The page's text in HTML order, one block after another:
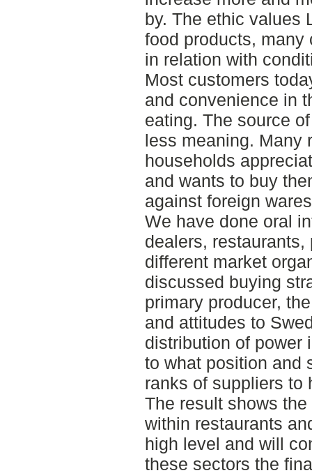
by. The ethic values
food products, many
in relation with
Most customers
and convenience in
eating. The source
less meaning. Many
households
and wants to buy
against foreign
We have done oral
dealers,
different market
discussed buying
primary producer,
and attitudes to
distribution of power
to what position and
ranks of suppliers to
The result shows
within restaurants
high level and will
these sectors the